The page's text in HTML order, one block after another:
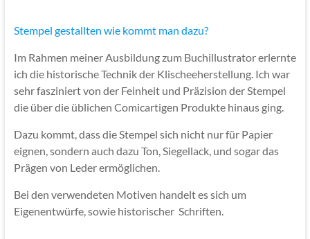
Stempel gestallten wie kommt man dazu?
Im Rahmen meiner Ausbildung zum Buchillustrator erlernte
ich die historische Technik der Klischeeherstellung. Ich war
sehr fasziniert von der Feinheit und Präzision der Stempel
die über die üblichen Comicartigen Produkte hinaus ging.
Dazu kommt, dass die Stempel sich nicht nur für Papier
eignen, sondern auch dazu Ton, Siegellack, und sogar das
Prägen von Leder ermöglichen.
Bei den verwendeten Motiven handelt es sich um
Eigenentwürfe, sowie historischer Schriften.